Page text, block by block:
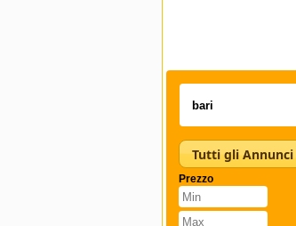
Tutti gli Annunci
Prezzo